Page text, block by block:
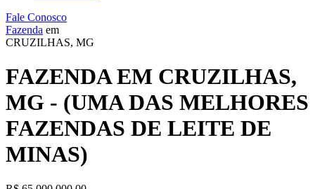
Fale Conosco
Fazenda em
CRUZILHAS, MG
FAZENDA EM CRUZILHAS,
MG - (UMA DAS MELHORES
FAZENDAS DE LEITE DE
MINAS)